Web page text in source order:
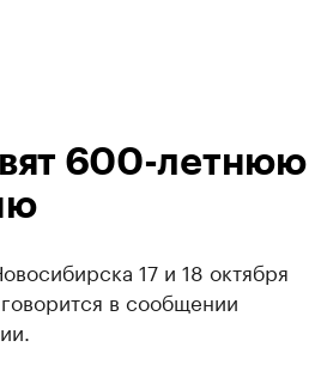
600-летнюю
17 и 18 октября
в сообщении